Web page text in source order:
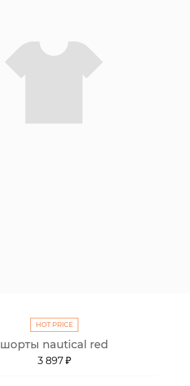
HOT PRICE
шорты nautical red
3 897 ₽